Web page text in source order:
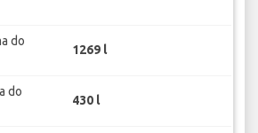
do
1269 l
do
430 l